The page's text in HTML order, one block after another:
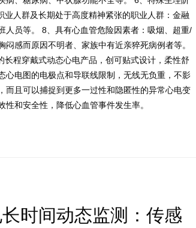
人群及长期处于高度精神紧张的职业人群：金融
人员等。 8、具有心血管危险因素者：吸烟、超重/
感而原因不明者、家族中有近亲猝死病例者等。
程穿戴式动态心电产品，创可贴式设计，柔性舒
心电图的电极点和导联线限制，无线无负重，不影
而且可以捕捉到更多一过性和隐匿性的异常心电变
和安全性，降低心血管事件发生率。
时间动态监测：传感